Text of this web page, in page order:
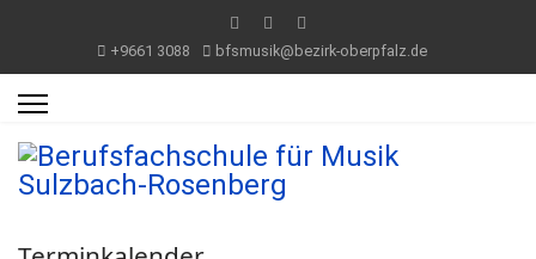
+9661 3088 bfsmusik@bezirk-oberpfalz.de